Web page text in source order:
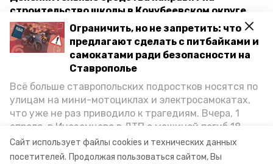
Сайт использует файлы cookies и технических данных
посетителей. Продолжая пользоваться сайтом, Вы
Ограничить, но не запретить: что
предлагают сделать с питбайками и
самокатами ради безопасности на
Ставрополье
Всё больше ставропольских подростков носятся по
улицам на мини-мотоциклах и электросамокатах,
что уже не раз приводило к трагедиям. Вчера, 1
апреля, в Иноземцево в ДТП с машиной погиб 18-
летний пассажир питбайка, катавшийся без шлема.
Как избежать несчастных случаев, обсудили на
строительство школы в Кочубеевском округе
Губернатор Ставрополья: Масштабная
реконструкция Бештаугорского шоссе стартует
в текущем году
ставропольский край владимир владимиров
минстрой ск